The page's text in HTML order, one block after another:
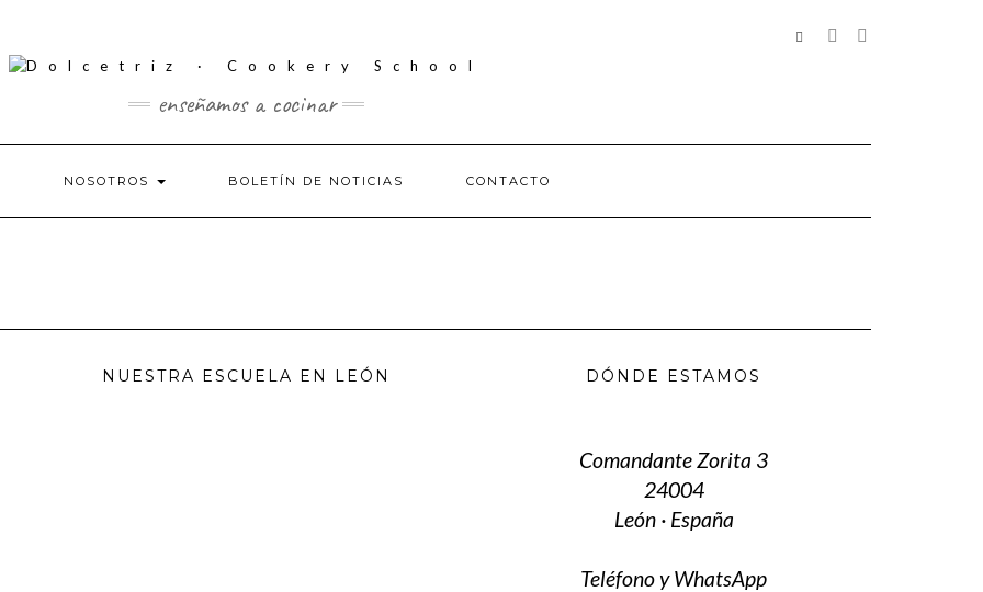
REDES
SOCIALES
enseñamos a cocinar
NOSOTROS BOLETÍN DE NOTICIAS CONTACTO
NUESTRA ESCUELA EN LEÓN DÓNDE ESTAMOS
Comandante Zorita 3
24004
León · España
Teléfono y WhatsApp